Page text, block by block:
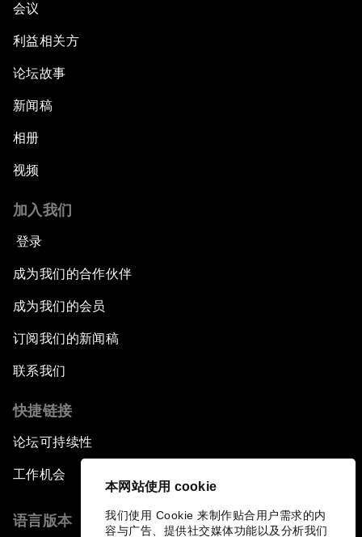
本网站使用 cookie
我们使用 Cookie 来制作贴合用户需求的内
容与广告、提供社交媒体功能以及分析我们
会议
利益相关方
论坛故事
新闻稿
相册
视频
加入我们
登录
成为我们的合作伙伴
成为我们的会员
订阅我们的新闻稿
联系我们
快捷链接
论坛可持续性
工作机会
语言版本